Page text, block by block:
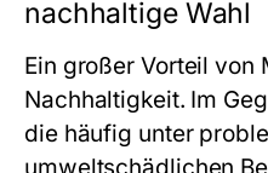
nachhaltige Wahl
Ein großer Vorteil von
Nachhaltigkeit. Im
die häufig unter